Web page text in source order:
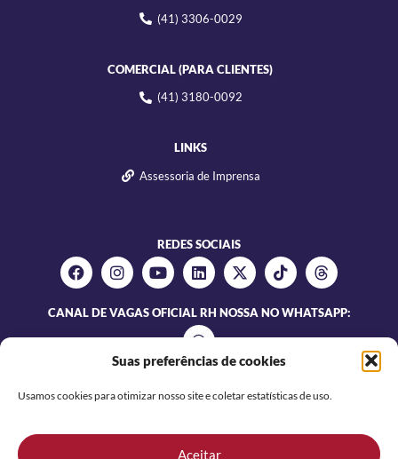
Suas preferências de cookies
Usamos cookies para otimizar nosso site e coletar estatísticas de uso.
Aceitar
(41) 3306-0029
COMERCIAL (PARA CLIENTES)
(41) 3180-0092
LINKS
Assessoria de Imprensa
REDES SOCIAIS
CANAL DE VAGAS OFICIAL RH NOSSA NO WHATSAPP: